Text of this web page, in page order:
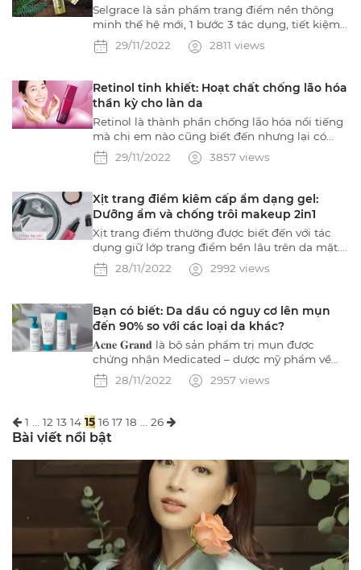
Selgrace là sản phẩm trang điểm nền thông
minh thế hệ mới, 1 bước 3 tác dụng, tiết kiệm
thời gian và bảo vệ làn da của các nàng tốt
hơn, giúp nàng chống lão hóa tuyệt vời suốt cả
29/11/2022 2811 views
Retinol tinh khiết: Hoạt chất chống lão hóa
thần kỳ cho làn da
Retinol là thành phần chống lão hóa nổi tiếng
mà chị em nào cũng biết đến nhưng lại có
khả năng gây ra kích ứng như làm da bị bong
tróc, khô da, làm da tăng nhạy cảm với ánh
Dearse WR đã được ra đời với thành phần
retinol tinh khiết: giúp chống lão hóa thần kỳ
mà không gây kích ứng da.
29/11/2022 3857 views
Xịt trang điểm kiêm cấp ẩm dạng gel:
Dưỡng ẩm và chống trôi makeup 2in1
Xịt trang điểm thường được biết đến với tác
dụng giữ lớp trang điểm bền lâu trên da mặt.
Và chỉ được dùng sau khi trang điểm một lần
duy nhất. Nhưng với Xịt trang điểm kiêm xịt
sử dụng thường xuyên suốt cả ngày dài với
nhiều công dụng khác nhau.
28/11/2022 2992 views
Bạn có biết: Da dầu có nguy cơ lên mụn
đến 90% so với các loại da khác?
𝐀𝐜𝐧𝐞 𝐆𝐫𝐚𝐧𝐝 là bộ sản phẩm trị mụn được
chứng nhận Medicated – dược mỹ phẩm về
hiệu quả giải quyết triệt để vấn đề dầu, mụn
của da - Đặc biệt là khả năng điều tiết dầu và
28/11/2022 2957 views
1 12 13 14 15 16 17 18 26
Bài viết nổi bật